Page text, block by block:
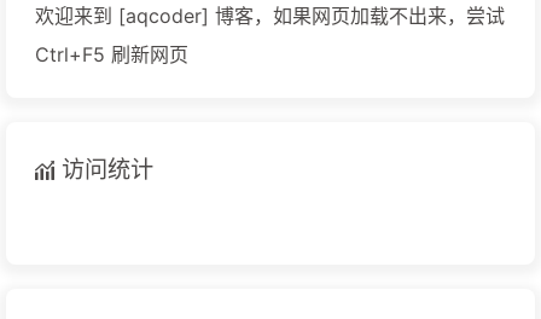
欢迎来到 [aqcoder] 博客，如果网页加载不出来，尝试
Ctrl+F5 刷新网页
访问统计